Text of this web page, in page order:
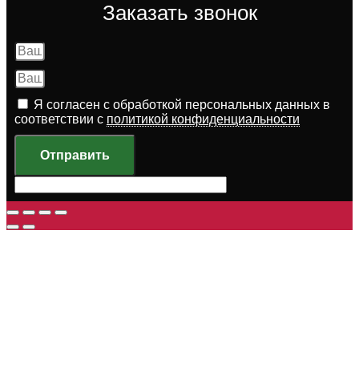
Заказать звонок
Я согласен с обработкой персональных данных в
соответствии с политикой конфиденциальности
Отправить